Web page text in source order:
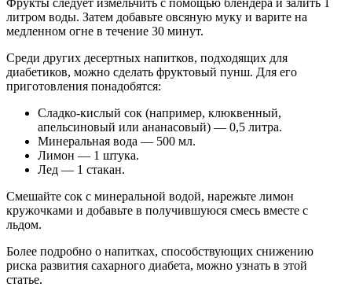
литром воды. Затем добавьте овсяную муку и варите на
медленном огне в течение 30 минут.
Среди других десертных напитков, подходящих для
диабетиков, можно сделать фруктовый пунш. Для его
приготовления понадобятся:
Сладко-кислый сок (например, клюквенный,
апельсиновый или ананасовый) — 0,5 литра.
Минеральная вода — 500 мл.
Лимон — 1 штука.
Лед — 1 стакан.
Смешайте сок с минеральной водой, нарежьте лимон
кружочками и добавьте в получившуюся смесь вместе с
льдом.
Более подробно о напитках, способствующих снижению
риска развития сахарного диабета, можно узнать в этой
статье.